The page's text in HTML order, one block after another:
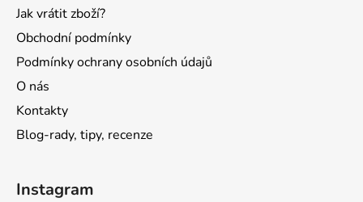
Jak vrátit zboží?
Obchodní podmínky
Podmínky ochrany osobních údajů
O nás
Kontakty
Blog-rady, tipy, recenze
Instagram